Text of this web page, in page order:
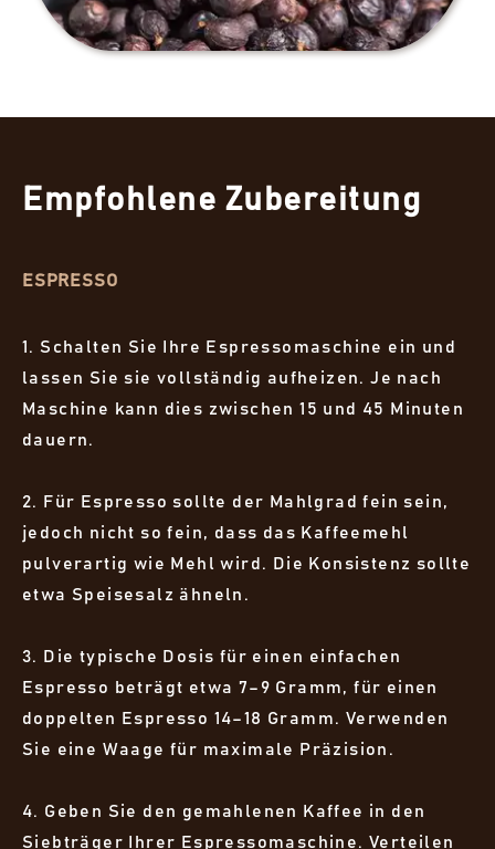
Empfohlene Zubereitung
ESPRESSO
1. Schalten Sie Ihre Espressomaschine ein und
lassen Sie sie vollständig aufheizen. Je nach
Maschine kann dies zwischen 15 und 45 Minuten
dauern.
2. Für Espresso sollte der Mahlgrad fein sein,
jedoch nicht so fein, dass das Kaffeemehl
pulverartig wie Mehl wird. Die Konsistenz sollte
etwa Speisesalz ähneln.
3. Die typische Dosis für einen einfachen
Espresso beträgt etwa 7–9 Gramm, für einen
doppelten Espresso 14–18 Gramm. Verwenden
Sie eine Waage für maximale Präzision.
4. Geben Sie den gemahlenen Kaffee in den
Siebträger Ihrer Espressomaschine. Verteilen